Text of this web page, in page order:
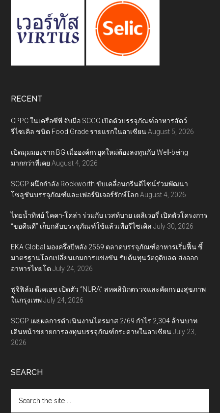
RECENT
CPPC ในเครือซีพี จับมือ SCGC เปิดตัวบรรจุภัณฑ์อาหารสัตว์
รีไซเคิล ชนิด Food Grade รายแรกในอาเซียน August 5, 2026
เปิดมุมมองจาก BG เมื่อองค์กรยุคใหม่ต้องลงทุนกับ Well-being
มากกว่าที่เคย August 4, 2026
SCGP ผนึกกำลัง Rockworth ขับเคลื่อนกรีนดีไซน์ร่วมพัฒนา
โซลูชันบรรจุภัณฑ์และเฟอร์นิเจอร์รักษ์โลก August 4, 2026
ไทยน้ำทิพย์ โคคา-โคล่า ร่วมกับ เวสท์บาย เดลิเวอรี่ เปิดตัวโครงการ
“ขอคืนดี” เก็บกลับบรรจุภัณฑ์ใช้แล้วเพื่อรีไซเคิล July 30, 2026
EKA Global มองครึ่งปีหลัง 2569 ตลาดบรรจุภัณฑ์อาหารเริ่มฟื้น ชี้
มาตรฐานโลกเปลี่ยนเกมการแข่งขัน รับต้นทุนวัตถุดิบลด-ส่งออก
อาหารไทยโต July 24, 2026
ฟูจิฟิล์ม ดีเคเอช เปิดตัว “NURA” สหคลินิกตรวจและคัดกรองสุขภาพ
ในกรุงเทพ July 24, 2026
SCGP เผยผลการดำเนินงานไตรมาส 2/69 กำไร 2,304 ล้านบาท
เดินหน้าขยายการลงทุนบรรจุภัณฑ์กระดาษในอาเซียน July 23,
2026
SEARCH
the